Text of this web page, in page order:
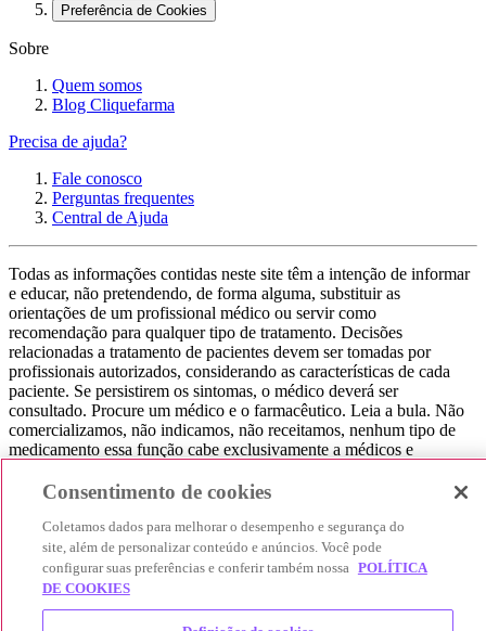
Preferência de Cookies
Sobre
Quem somos
Blog Cliquefarma
Precisa de ajuda?
Fale conosco
Perguntas frequentes
Central de Ajuda
Todas as informações contidas neste site têm a intenção de informar
e educar, não pretendendo, de forma alguma, substituir as
orientações de um profissional médico ou servir como
recomendação para qualquer tipo de tratamento. Decisões
relacionadas a tratamento de pacientes devem ser tomadas por
profissionais autorizados, considerando as características de cada
paciente. Se persistirem os sintomas, o médico deverá ser
consultado. Procure um médico e o farmacêutico. Leia a bula. Não
comercializamos, não indicamos, não receitamos, nenhum tipo de
medicamento essa função cabe exclusivamente a médicos e
consultar seu médico. Não somos uma loja ou marketplace, ou seja,
que você encontre o preço mais barato, comparando os preços de
produtos farmacêuticos. Contribuímos e damos auxílio para que sua
experiência seja bem-sucedida, mas a finalização da compra
acontece nos sites das nossas lojas parceiras.
© 2025 Afya Participações S.A. - todos os direitos reservados.
Consentimento de cookies
Coletamos dados para melhorar o desempenho e segurança do
site, além de personalizar conteúdo e anúncios. Você pode
configurar suas preferências e conferir também nossa POLÍTICA
DE COOKIES